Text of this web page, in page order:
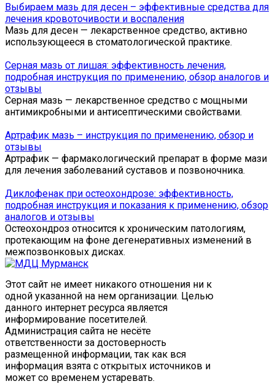
Выбираем мазь для десен – эффективные средства для
лечения кровоточивости и воспаления
Мазь для десен — лекарственное средство, активно
использующееся в стоматологической практике.
Серная мазь от лишая: эффективность лечения,
подробная инструкция по применению, обзор аналогов и
отзывы
Серная мазь — лекарственное средство с мощными
антимикробными и антисептическими свойствами.
Артрафик мазь – инструкция по применению, обзор и
отзывы
Артрафик — фармакологический препарат в форме мази
для лечения заболеваний суставов и позвоночника.
Диклофенак при остеохондрозе: эффективность,
подробная инструкция и показания к применению, обзор
аналогов и отзывы
Остеохондроз относится к хроническим патологиям,
протекающим на фоне дегенеративных изменений в
межпозвонковых дисках.
Этот сайт не имеет никакого отношения ни к
одной указанной на нем организации. Целью
данного интернет ресурса является
информирование посетителей.
Администрация сайта не несёте
ответственности за достоверность
размещенной информации, так как вся
информация взята с открытых источников и
может со временем устаревать.